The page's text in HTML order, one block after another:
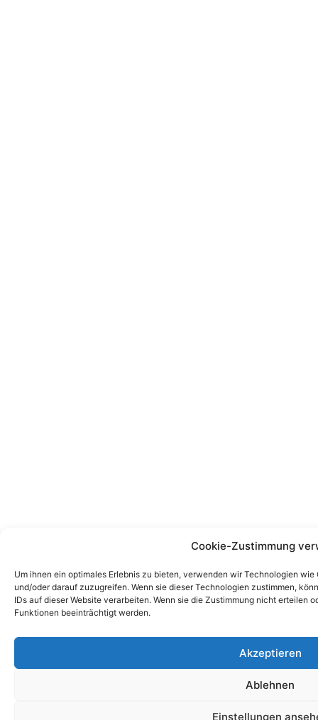
Cookie-Zustimmung
Um ihnen ein optimales Erlebnis zu bieten, verwenden wir Technologien
und/oder darauf zuzugreifen. Wenn sie dieser Technologien zustimmen,
IDs auf dieser Website verarbeiten. Wenn sie die Zustimmung nicht erteilen
Funktionen beeinträchtigt werden.
Akzeptieren
Ablehnen
Einstellungen